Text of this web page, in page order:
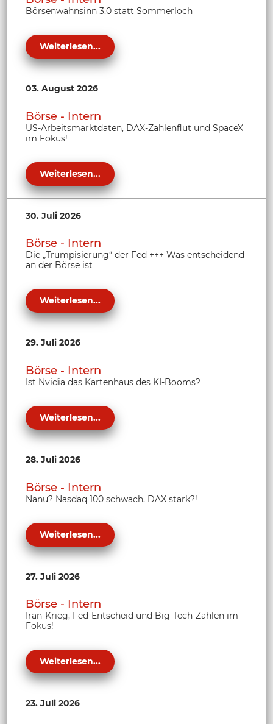
Börsenwahnsinn 3.0 statt Sommerloch
Weiterlesen...
03. August 2026
Börse - Intern
US-Arbeitsmarktdaten, DAX-Zahlenflut und SpaceX
im Fokus!
Weiterlesen...
30. Juli 2026
Börse - Intern
Die „Trumpisierung“ der Fed +++ Was entscheidend
an der Börse ist
Weiterlesen...
29. Juli 2026
Börse - Intern
Ist Nvidia das Kartenhaus des KI-Booms?
Weiterlesen...
28. Juli 2026
Börse - Intern
Nanu? Nasdaq 100 schwach, DAX stark?!
Weiterlesen...
27. Juli 2026
Börse - Intern
Iran-Krieg, Fed-Entscheid und Big-Tech-Zahlen im
Fokus!
Weiterlesen...
23. Juli 2026